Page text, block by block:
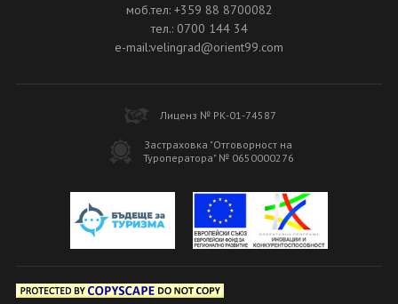
моб.тел: +359 88 8700082
тел.: 0700 144 34
e-mail:velingrad@orient99.com
Лиценз № РК-01-74587
Застраховка "Отговорност на
Туроператора" № 0650000276